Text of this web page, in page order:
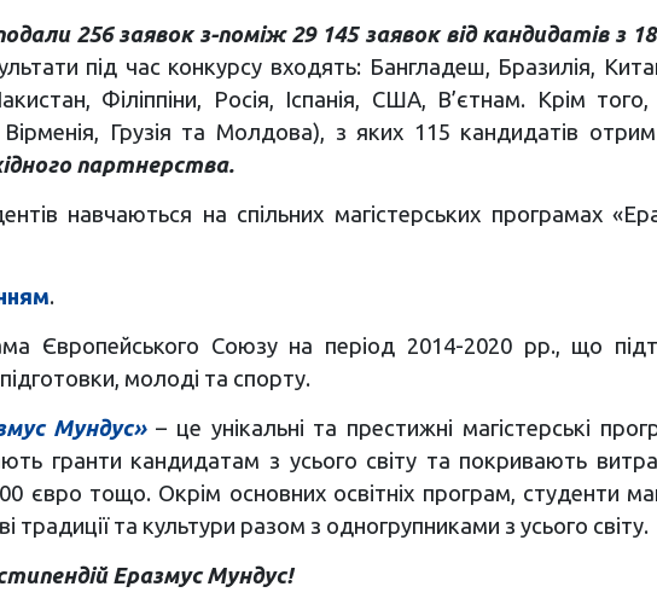
256 заявок з-поміж 29 145 заявок від кандидатів з
під час конкурсу входять: Бангладеш, Бразилія,
Філіппіни, Росія, Іспанія, США, В’єтнам. Крім
Грузія та Молдова), з яких 115 кандидатів
партнерства.
навчаються на спільних магістерських програмах
.
Європейського Союзу на період 2014-2020 рр., що
молоді та спорту.
Мундус» – це унікальні та престижні магістерські
гранти кандидатам з усього світу та покривають
євро тощо. Окрім основних освітніх програм, студенти
традиції та культури разом з одногрупниками з усього світу.
Еразмус Мундус!